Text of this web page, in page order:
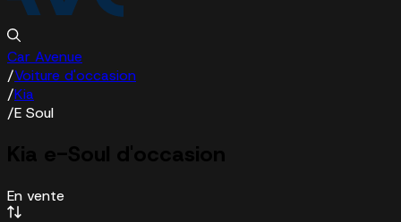
Car Avenue
/Voiture d'occasion
/Kia
/E Soul
En vente